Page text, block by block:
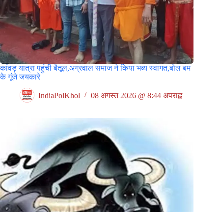
कांवड़ यात्रा पहुंची बैतूल,अग्रवाल समाज ने किया भव्य स्वागत,बोल बम
के गूंजे जयकारे
IndiaPolKhol 08 अगस्त 2026 @ 8:44 अपराह्न